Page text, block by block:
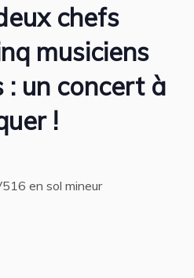
chefs
musiciens
: un concert à
!
en sol mineur